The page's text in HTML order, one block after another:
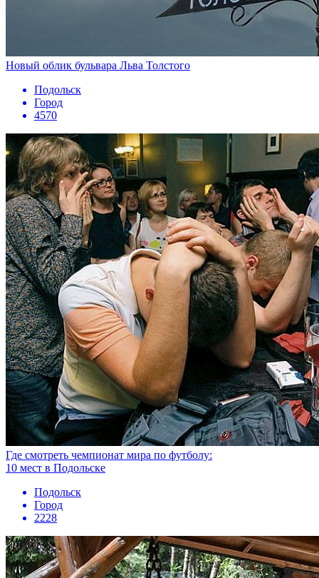
Новый облик бульвара Льва Толстого
Подольск
Город
4570
Где смотреть чемпионат мира по футболу:
10 мест в Подольске
Подольск
Город
2228